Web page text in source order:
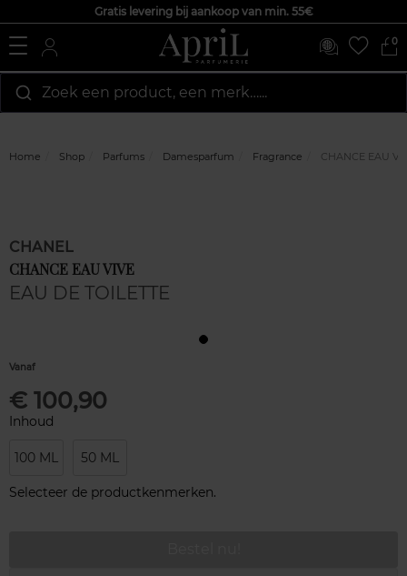
Gratis levering bij aankoop van min. 55€
0
Zoek een product, een merk…...
Home Shop Parfums Damesparfum Fragrance CHANCE EAU
CHANEL
CHANCE EAU VIVE
EAU DE TOILETTE
Vanaf
€ 100,90
Inhoud
100 ML 50 ML
Selecteer de productkenmerken.